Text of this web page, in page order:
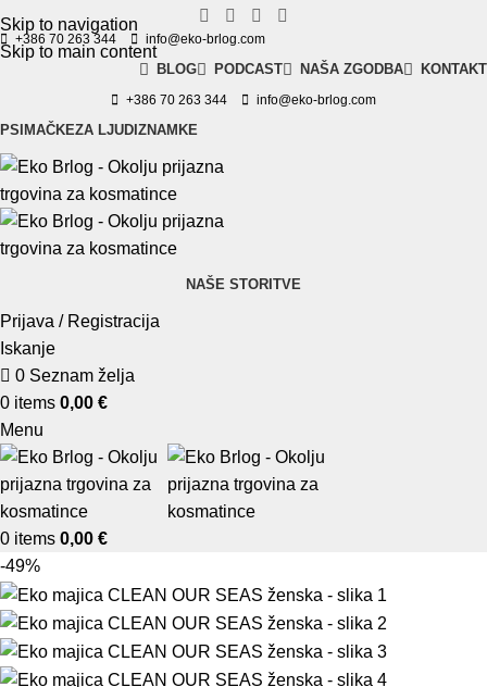
Skip to navigation
Skip to main content
+386 70 263 344 info@eko-brlog.com
BLOG PODCAST NAŠA ZGODBA KONTAKT
+386 70 263 344 info@eko-brlog.com
PSI MAČKEZA LJUDI ZNAMKE
NAŠE STORITVE
Prijava / Registracija
Iskanje
0 Seznam želja
0 items 0,00 €
Menu
0 items 0,00 €
-49%